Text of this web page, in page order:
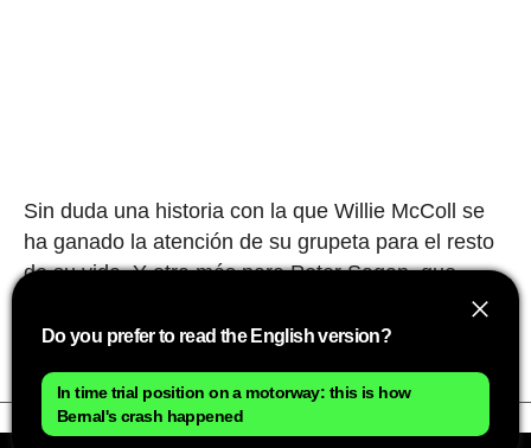
Sin duda una historia con la que Willie McColl se
ha ganado la atención de su grupeta para el resto
de su vida. Y otra más para Peter Sagan, que
aficionado a este deporte.
Do you prefer to read the English version?
In time trial position on a motorway: this is how
Bernal's crash happened